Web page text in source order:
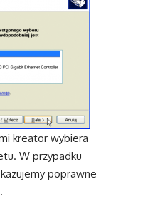
kreator wybiera
W przypadku
poprawne